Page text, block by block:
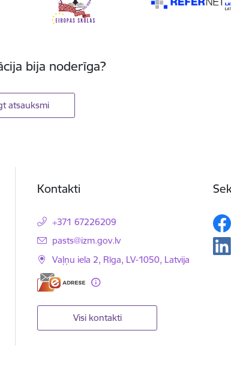
bija noderīga?
atsauksmi
Kontakti
+371 67226209
E-pasts:
pasts@izm.gov.lv
Vaļņu iela 2, Rīga, LV-1050, Latvija
Visi kontakti